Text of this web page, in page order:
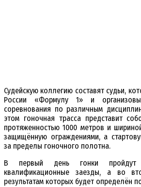
Судейскую коллегию составят судьи,
России «Формулу 1» и
соревнования по различным
этом гоночная трасса представит
протяженностью 1000 метров и
защищённую ограждениями, а
за пределы гоночного полотна.
В первый день гонки пройдут
квалификационные заезды, а во
результатам которых будет определён